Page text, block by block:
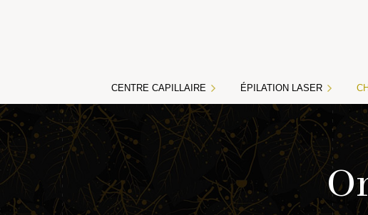
CENTRE CAPILLAIRE ÉPILATION LASER
L’épilation définitive au laser
Tarifs épilation laser